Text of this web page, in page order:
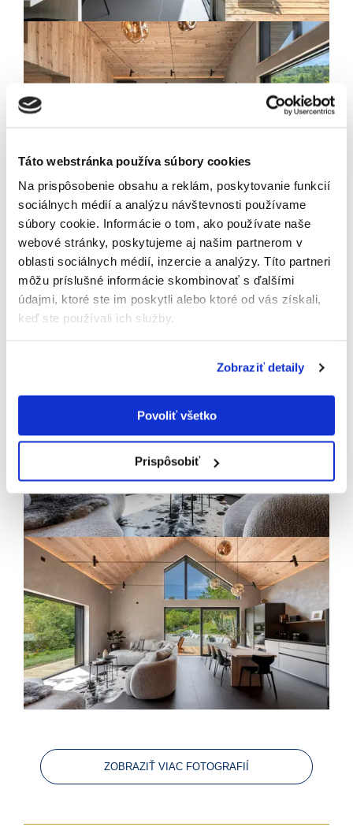
Táto webstránka používa súbory cookies
Na prispôsobenie obsahu a reklám, poskytovanie funkcií
sociálnych médií a analýzu návštevnosti používame
súbory cookie. Informácie o tom, ako používate naše
webové stránky, poskytujeme aj našim partnerom v
oblasti sociálnych médií, inzercie a analýzy. Títo partneri
môžu príslušné informácie skombinovať s ďalšími
údajmi, ktoré ste im poskytli alebo ktoré od vás získali,
keď ste používali ich služby.
Zobraziť detaily
Povoliť všetko
Prispôsobiť
sveta realít.
Odoslaním tohto formulára súhlasíte so
spracúvaním osobných údajov.
ZOBRAZIŤ VIAC FOTOGRAFIÍ